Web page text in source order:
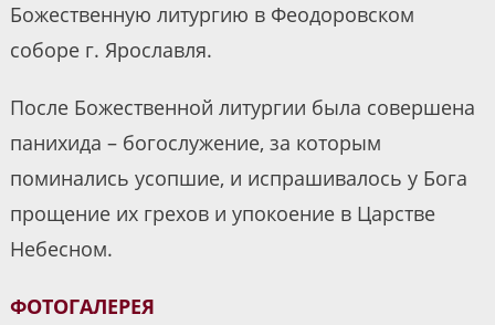
Божественную литургию в Феодоровском
соборе г. Ярославля.
После Божественной литургии была совершена
панихида – богослужение, за которым
поминались усопшие, и испрашивалось у Бога
прощение их грехов и упокоение в Царстве
Небесном.
ФОТОГАЛЕРЕЯ